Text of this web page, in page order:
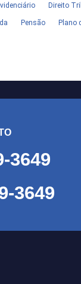
Direito
Pensão Plano
3649
3649